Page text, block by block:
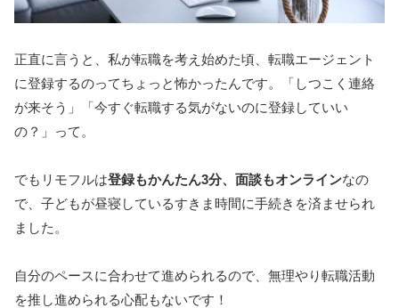
正直に言うと、私が転職を考え始めた頃、転職エージェント
に登録するのってちょっと怖かったんです。「しつこく連絡
が来そう」「今すぐ転職する気がないのに登録していい
の？」って。
でもリモフルは登録もかんたん3分、面談もオンラインなの
で、子どもが昼寝しているすきま時間に手続きを済ませられ
ました。
自分のペースに合わせて進められるので、無理やり転職活動
を推し進められる心配もないです！